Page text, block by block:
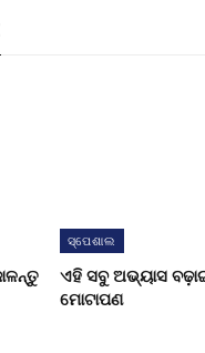
ସ୍ପେଶାଲ
ଏହି ସବୁ ଅଭ୍ୟାସ
ମୋଟାପଣ